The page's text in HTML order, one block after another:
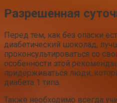
Разрешенная
Перед тем, как без опаски
диабетический шоколад,
проконсультироваться со
особенности этой
придерживаться люди,
диабета 1 типа.
Также необходимо всегда